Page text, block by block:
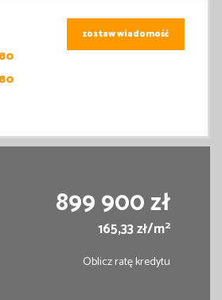
zostaw wiadomość
899 900 zł
165,33 zł/m2
Oblicz ratę kredytu